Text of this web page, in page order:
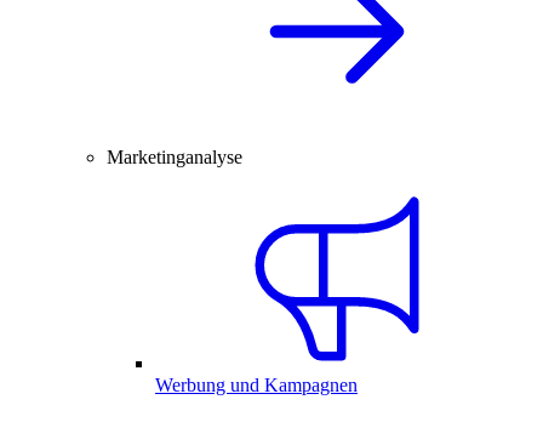
Marketinganalyse
Werbung und Kampagnen